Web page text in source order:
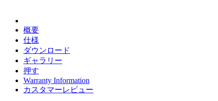
概要
仕様
ダウンロード
ギャラリー
押す
Warranty Information
カスタマーレビュー